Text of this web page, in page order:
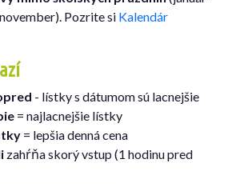
Pozrite si Kalendár
- lístky s dátumom sú lacnejšie
= najlacnejšie lístky
= lepšia denná cena
zahŕňa skorý vstup (1 hodinu pred